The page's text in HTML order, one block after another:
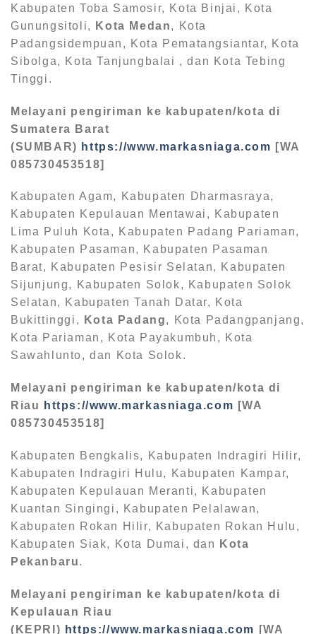
Kabupaten Toba Samosir, Kota Binjai, Kota
Gunungsitoli,
Kota Medan, Kota
Padangsidempuan, Kota Pematangsiantar, Kota
Sibolga, Kota Tanjungbalai , dan Kota Tebing
Tinggi.
Melayani pengiriman ke kabupaten/kota di
Sumatera Barat
(SUMBAR) https://www.markasniaga.com [WA
085730453518]
Kabupaten Agam, Kabupaten Dharmasraya,
Kabupaten Kepulauan Mentawai, Kabupaten
Lima Puluh Kota, Kabupaten Padang Pariaman,
Kabupaten Pasaman, Kabupaten Pasaman
Barat, Kabupaten Pesisir Selatan, Kabupaten
Sijunjung, Kabupaten Solok, Kabupaten Solok
Selatan, Kabupaten Tanah Datar, Kota
Bukittinggi,
Kota Padang, Kota Padangpanjang,
Kota Pariaman, Kota Payakumbuh, Kota
Sawahlunto, dan Kota Solok.
Melayani pengiriman ke kabupaten/kota di
Riau
https://www.markasniaga.com [WA
085730453518]
Kabupaten Bengkalis, Kabupaten Indragiri Hilir,
Kabupaten Indragiri Hulu, Kabupaten Kampar,
Kabupaten Kepulauan Meranti, Kabupaten
Kuantan Singingi, Kabupaten Pelalawan,
Kabupaten Rokan Hilir, Kabupaten Rokan Hulu,
Kabupaten Siak, Kota Dumai, dan
Kota
Pekanbaru.
Melayani pengiriman ke kabupaten/kota di
Kepulauan Riau
(KEPRI) https://www.markasniaga.com
[WA